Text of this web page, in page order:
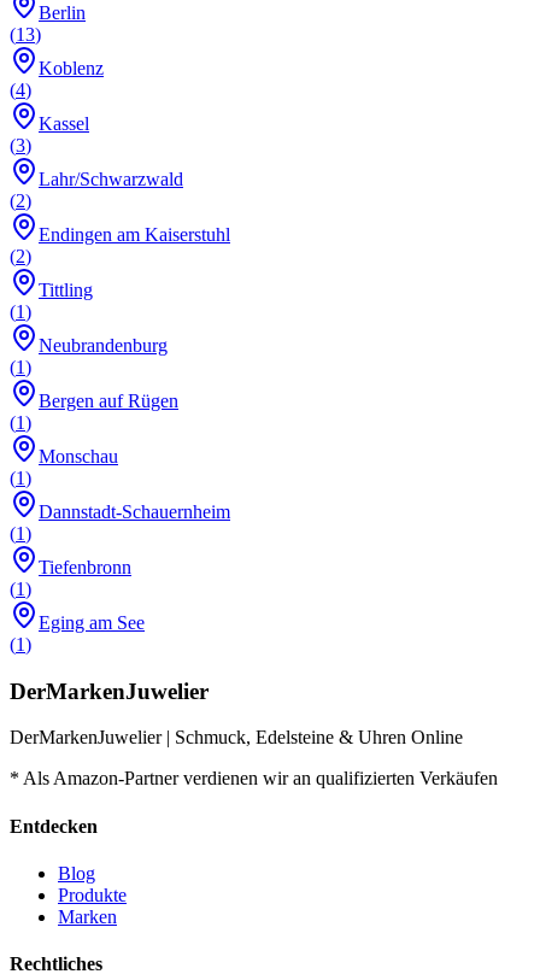
Berlin
(13)
Koblenz
(4)
Kassel
(3)
Lahr/Schwarzwald
(2)
Endingen am Kaiserstuhl
(2)
Tittling
(1)
Neubrandenburg
(1)
Bergen auf Rügen
(1)
Monschau
(1)
Dannstadt-Schauernheim
(1)
Tiefenbronn
(1)
Eging am See
(1)
DerMarkenJuwelier
DerMarkenJuwelier | Schmuck, Edelsteine & Uhren Online
* Als Amazon-Partner verdienen wir an qualifizierten Verkäufen
Entdecken
Blog
Produkte
Marken
Rechtliches